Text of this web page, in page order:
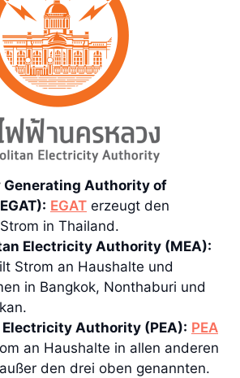
Authority of
EGAT erzeugt den
in Thailand.
Electricity Authority (MEA):
Strom an Haushalte und
in Bangkok, Nonthaburi und
Authority (PEA): PEA
an Haushalte in allen anderen
den drei oben genannten.